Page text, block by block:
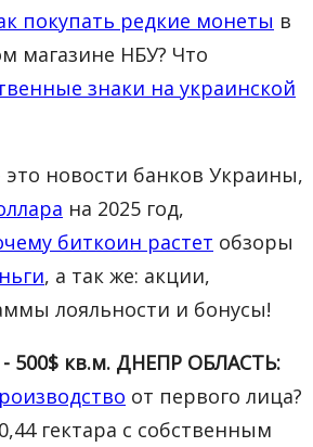
покупать редкие монеты в
магазине НБУ? Что
знаки на украинской
это новости банков Украины,
на 2025 год,
биткоин растет обзоры
, а так же: акции,
лояльности и бонусы!
кв.м. ДНЕПР ОБЛАСТЬ:
от первого лица?
гектара с собственным